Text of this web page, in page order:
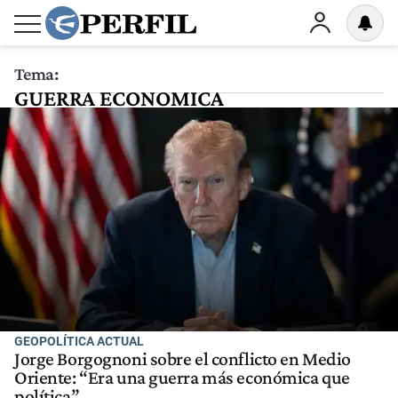
Tema:
GUERRA ECONOMICA
GEOPOLÍTICA ACTUAL
Jorge Borgognoni sobre el conflicto en Medio
Oriente: “Era una guerra más económica que